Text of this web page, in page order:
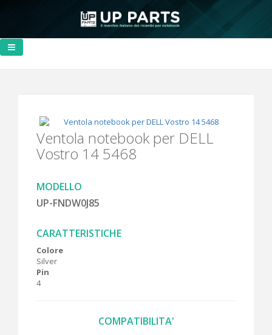
Ventola notebook per DELL
Vostro 14 5468
MODELLO
UP-FNDW0J85
CARATTERISTICHE
Colore
Silver
Pin
4
COMPATIBILITA'